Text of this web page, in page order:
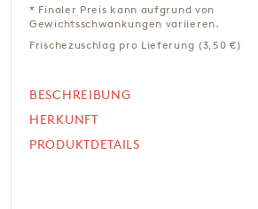
NICHT VERFÜGBAR
235,00 € *
Preis inkl. MwSt. zzgl. 4,95 € Versand
BENACHRICH­TIGEN
* Finaler Preis kann aufgrund von
Gewichtsschwankungen variieren.
Frischezuschlag pro Lieferung (3,50 €)
BESCHREIBUNG
HERKUNFT
PRODUKTDETAILS